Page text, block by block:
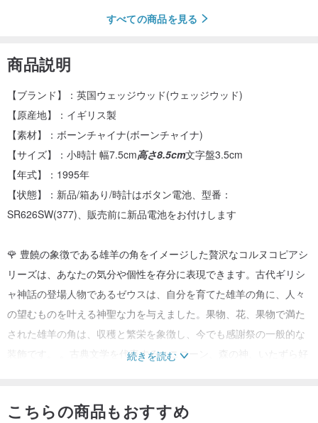
すべての商品を見る
商品説明
【ブランド】：英国ウェッジウッド(ウェッジウッド)
【原産地】：イギリス製
【素材】：ボーンチャイナ(ボーンチャイナ)
【サイズ】：小時計 幅7.5cm高さ8.5cm文字盤3.5cm
【年式】：1995年
【状態】：新品/箱あり/時計はボタン電池、型番：
SR626SW(377)、販売前に新品電池をお付けします
🌹 豊饒の象徴である雄羊の角をイメージした贅沢なコルヌコピアシ
リーズは、あなたの気分や個性を存分に表現できます。古代ギリシ
ャ神話の登場人物であるゼウスは、自分を育てた雄羊の角に、人々
の望むものを叶える神聖な力を与えました。果物、花、果物で満た
された雄羊の角は、収穫と繁栄を象徴し、今でも感謝祭の一般的な
装飾です。 。古典文学を代表するユニコーン、森の神、いたずら好
いゴージャスでエレガントな磁器のお気に入りにしています。🌹
続きを読む
こちらの商品もおすすめ